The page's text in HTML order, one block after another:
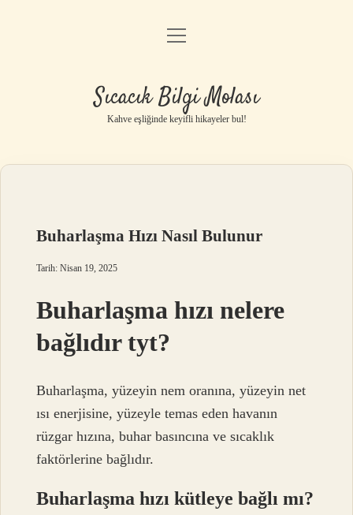
Anasayfa
Yasal Uyarı
menüyü
Sıcacık Bilgi Molası
Kahve eşliğinde keyifli hikayeler bul!
Buharlaşma Hızı Nasıl Bulunur
Tarih: Nisan 19, 2025
Buharlaşma hızı nelere
bağlıdır tyt?
Buharlaşma, yüzeyin nem oranına, yüzeyin net
ısı enerjisine, yüzeyle temas eden havanın
rüzgar hızına, buhar basıncına ve sıcaklık
faktörlerine bağlıdır.
Buharlaşma hızı kütleye bağlı mı?